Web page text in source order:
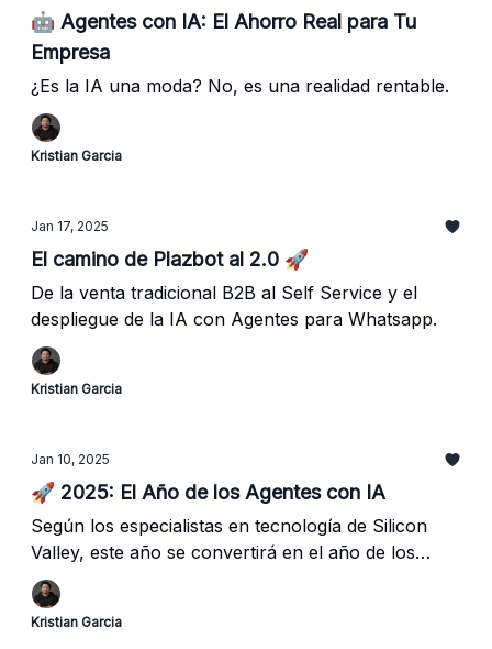
🤖 Agentes con IA: El Ahorro Real para Tu
Empresa
¿Es la IA una moda? No, es una realidad rentable.
Kristian Garcia
Jan 17, 2025
El camino de Plazbot al 2.0 🚀
De la venta tradicional B2B al Self Service y el
despliegue de la IA con Agentes para Whatsapp.
Kristian Garcia
Jan 10, 2025
🚀 2025: El Año de los Agentes con IA
Según los especialistas en tecnología de Silicon
Valley, este año se convertirá en el año de los
Agentes con Inteligencia Artificial.
Kristian Garcia